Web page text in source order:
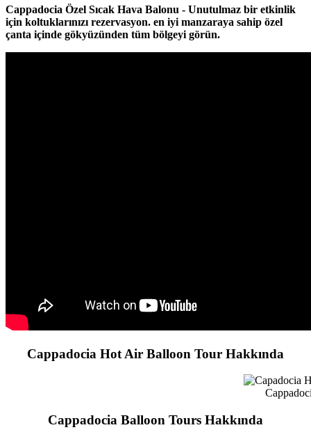
Cappadocia Özel Sıcak Hava Balonu - Unutulmaz bir etkinlik
için koltuklarınızı rezervasyon. en iyi manzaraya sahip özel
çanta içinde gökyüzünden tüm bölgeyi görün.
Cappadocia Hot Air Balloon Tour Hakkında
Cappadocia Balloon Tours Hakkında